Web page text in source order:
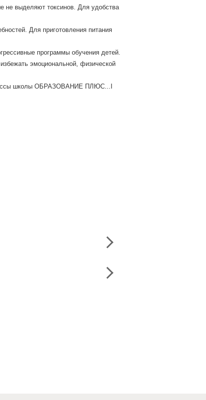
не выделяют токсинов. Для удобства
Для приготовления питания
программы обучения детей.
эмоциональной, физической
школы ОБРАЗОВАНИЕ ПЛЮС...I